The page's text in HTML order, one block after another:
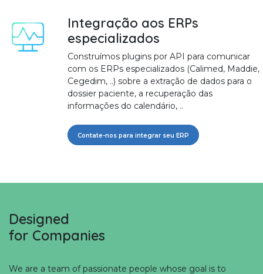
Integração aos ERPs
especializados
Construímos plugins por API para comunicar
com os ERPs especializados (Calimed, Maddie,
Cegedim, ..) sobre a extração de dados para o
dossier paciente, a recuperação das
informações do calendário, ..
Contate-nos para integrar seu ERP
Designed
for Companies
We are a team of passionate people whose goal is to